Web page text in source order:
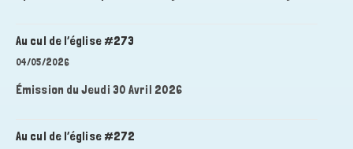
Au cul de l’église #273
04/05/2026
Émission du Jeudi 30 Avril 2026
Au cul de l’église #272